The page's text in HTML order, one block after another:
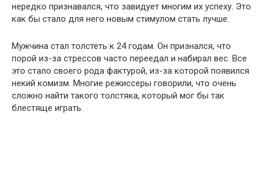
нередко признавался, что завидует многим их успеху. Это
как бы стало для него новым стимулом стать лучше.
Мужчина стал толстеть к 24 годам. Он признался, что
порой из-за стрессов часто переедал и набирал вес. Все
это стало своего рода фактурой, из-за которой появился
некий комизм. Многие режиссеры говорили, что очень
сложно найти такого толстяка, который мог бы так
блестяще играть.